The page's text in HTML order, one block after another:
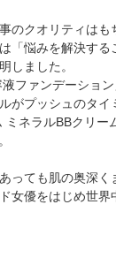
のクオリティは
「悩みを解決す
しました。
ファンデーショ
がプッシュのタ
ネラルBBクリ
ても肌の奥深
優をはじめ世界